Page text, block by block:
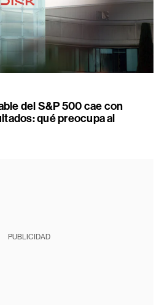
del S&P 500 cae con
qué preocupa al
PUBLICIDAD